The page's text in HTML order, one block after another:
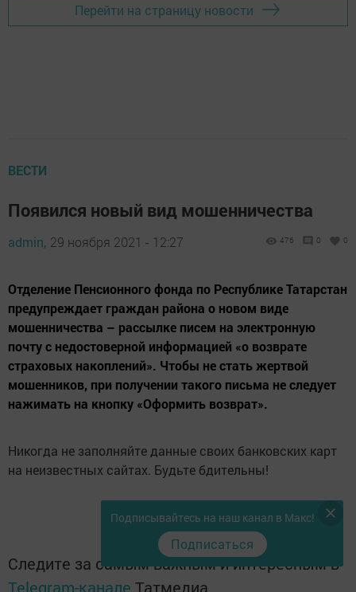
Перейти на страницу новости
ВЕСТИ
Появился новый вид мошенничества
admin, 29 ноября 2021 - 12:27 476 0 0
Отделение Пенсионного фонда по Республике Татарстан
предупреждает граждан района о новом виде
мошенничества – рассылке писем на электронную
почту с недостоверной информацией «о возврате
страховых накоплений». Чтобы не стать жертвой
мошенников, при получении такого письма не следует
нажимать на кнопку «Оформить возврат».
Никогда не заполняйте данные своих банковских карт
на неизвестных сайтах. Будьте бдительны!
Следите за самым важным и интересным в
Telegram-канале Татмедиа
Подписывайтесь на наш канал в Макс!
Подписаться